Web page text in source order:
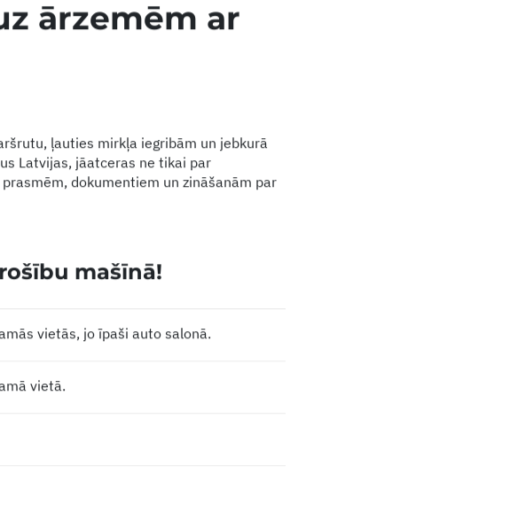
ārzemēm ar
ļauties mirkļa iegribām un jebkurā
Latvijas, jāatceras ne tikai par
dokumentiem un zināšanām par
mašīnā!
vietās, jo īpaši auto salonā.
vietā.